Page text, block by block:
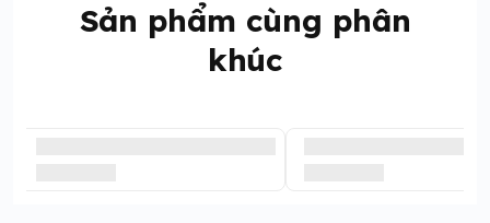
Sản phẩm cùng phân
khúc